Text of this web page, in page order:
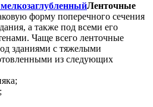
Ленточные
форму поперечного сечения
а также под всеми его
Чаще всего ленточные
зданиями с тяжелыми
из следующих